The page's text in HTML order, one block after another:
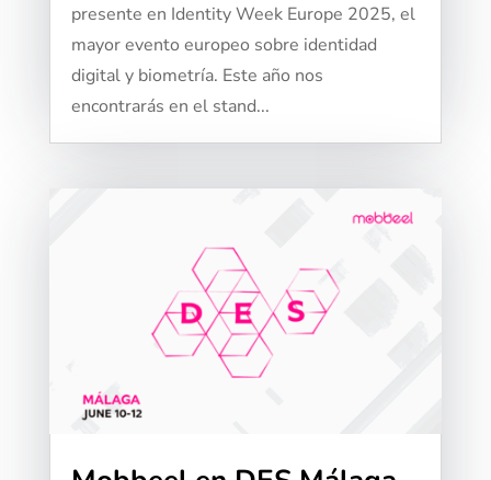
presente en Identity Week Europe 2025, el
mayor evento europeo sobre identidad
digital y biometría. Este año nos
encontrarás en el stand...